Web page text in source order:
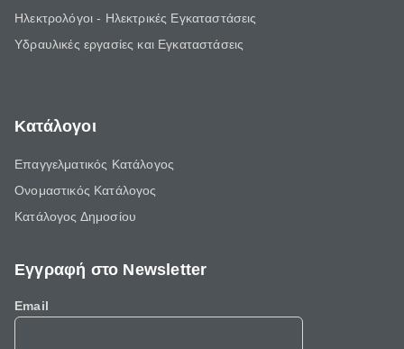
Ηλεκτρολόγοι - Ηλεκτρικές Εγκαταστάσεις
Υδραυλικές εργασίες και Εγκαταστάσεις
Κατάλογοι
Επαγγελματικός Κατάλογος
Ονομαστικός Κατάλογος
Κατάλογος Δημοσίου
Εγγραφή στο Newsletter
Email